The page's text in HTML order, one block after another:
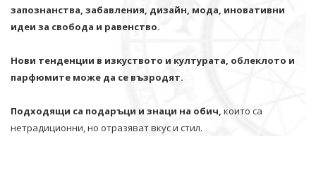
запознанства, забавления, дизайн, мода, иновативни
идеи за свобода и равенство.
Нови тенденции в изкуството и културата, облеклото и
парфюмите може да се възродят.
Подходящи са подаръци и знаци на обич, които са
нетрадиционни, но отразяват вкус и стил.